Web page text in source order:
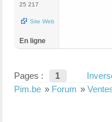
25 217
Site Web
En ligne
Pages : 1
Pim.be » Forum »